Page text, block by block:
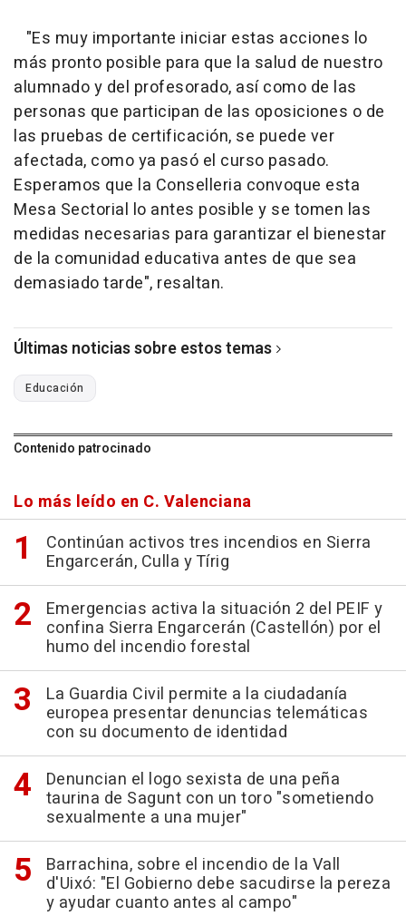
"Es muy importante iniciar estas acciones lo
más pronto posible para que la salud de nuestro
alumnado y del profesorado, así como de las
personas que participan de las oposiciones o de
las pruebas de certificación, se puede ver
afectada, como ya pasó el curso pasado.
Esperamos que la Conselleria convoque esta
Mesa Sectorial lo antes posible y se tomen las
medidas necesarias para garantizar el bienestar
de la comunidad educativa antes de que sea
demasiado tarde", resaltan.
Últimas noticias sobre estos temas
Educación
Contenido patrocinado
Lo más leído en C. Valenciana
Continúan activos tres incendios en Sierra
Engarcerán, Culla y Tírig
Emergencias activa la situación 2 del PEIF y
confina Sierra Engarcerán (Castellón) por el
humo del incendio forestal
La Guardia Civil permite a la ciudadanía
europea presentar denuncias telemáticas
con su documento de identidad
Denuncian el logo sexista de una peña
taurina de Sagunt con un toro "sometiendo
sexualmente a una mujer"
Barrachina, sobre el incendio de la Vall
d'Uixó: "El Gobierno debe sacudirse la pereza
y ayudar cuanto antes al campo"